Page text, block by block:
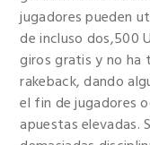
jugadores pueden
de incluso dos,500
giros gratis y no ha
rakeback, dando
el fin de jugadores
apuestas elevadas.